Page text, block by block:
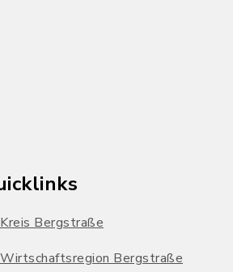
Kreis Bergstraße
Wirtschaftsregion Bergstraße